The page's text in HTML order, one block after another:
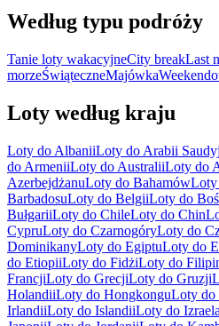
Według typu podróży
Tanie loty wakacyjneCity breakLast
morzeŚwiąteczneMajówka
Loty według kraju
Loty do AlbaniiLoty do Arabii
do ArmeniiLoty do AustraliiLoty do
AzerbejdżanuLoty do BahamówLoty
BarbadosuLoty do BelgiiLoty do
BułgariiLoty do ChileLoty do Chin
CypruLoty do CzarnogóryLoty do
DominikanyLoty do EgiptuLoty do
do EtiopiiLoty do FidżiLoty do
FrancjiLoty do GrecjiLoty do Gruzji
HolandiiLoty do HongkonguLoty do
IrlandiiLoty do IslandiiLoty do Izraela